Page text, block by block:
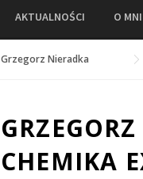
AKTUALNOŚCI O
Grzegorz Nieradka
CHEMIKA